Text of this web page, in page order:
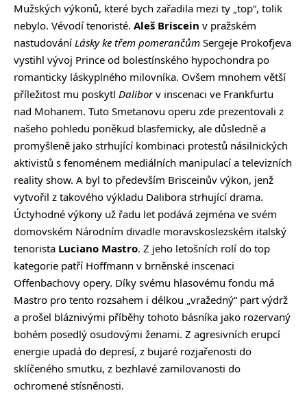
Mužských výkonů, které bych zařadila mezi ty „top“, tolik
nebylo. Vévodí tenoristé. Aleš Briscein v pražském
nastudování Lásky ke třem pomerančům Sergeje Prokofjeva
vystihl vývoj Prince od bolestínského hypochondra po
romanticky láskyplného milovníka. Ovšem mnohem větší
příležitost mu poskytl Daliborv inscenaci ve Frankfurtu
nad Mohanem. Tuto Smetanovu operu zde prezentovali z
našeho pohledu poněkud blasfemicky, ale důsledně a
promyšleně jako strhující kombinaci protestů násilnických
aktivistů s fenoménem mediálních manipulací a televizních
reality show. A byl to především Brisceinův výkon, jenž
vytvořil z takového výkladu Dalibora strhující drama.
Úctyhodné výkony už řadu let podává zejména ve svém
domovském Národním divadle moravskoslezském italský
tenorista Luciano Mastro. Z jeho letošních rolí do top
kategorie patří Hoffmann v brněnské inscenaci
Offenbachovy opery. Díky svému hlasovému fondu má
Mastro pro tento rozsahem i délkou „vražedný“ part výdrž
a prošel bláznivými příběhy tohoto básníka jako rozervaný
bohém posedlý osudovými ženami. Z agresivních erupcí
energie upadá do depresí, z bujaré rozjařenosti do
sklíčeného smutku, z bezhlavé zamilovanosti do
ochromené stísněnosti.